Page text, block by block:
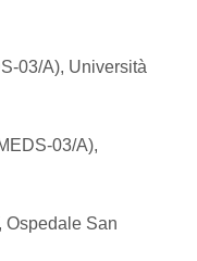
03/A), Università
03/A),
Ospedale San